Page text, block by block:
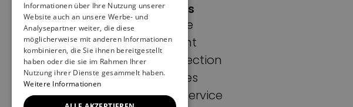
Pages
Home
Imprint
Data protection
Cookies
Terms of Service
Informationen über Ihre Nutzung unserer
Website auch an unsere Werbe- und
Analysepartner weiter, die diese
möglicherweise mit anderen Informationen
kombinieren, die Sie ihnen bereitgestellt
haben oder die sie im Rahmen Ihrer
Nutzung ihrer Dienste gesammelt haben.
Weitere Informationen